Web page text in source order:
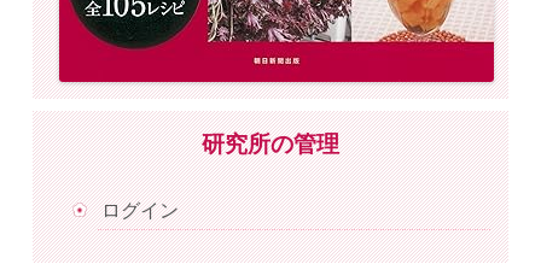
研究所の管理
ログイン